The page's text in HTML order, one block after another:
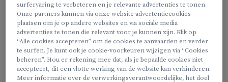
Ik werk nu al enkele jaren bij Heyo in het magazijn.
Wij voorzien al het materiaal dat nodig is om
kinderen en jongeren een fantastisch vakantiekamp te
bezorgen. Het is een job met strakke deadlines,
waarbij je soms een tandje moet bijsteken. Maar dit
surfervaring te verbeteren en je relevante advertenties te tonen.
Onze partners kunnen via onze website advertentiecookies
plaatsen om je op andere websites en via sociale media
advertenties te tonen die relevant voor je kunnen zijn. Klik op
“Alle cookies accepteren” om de cookies te aanvaarden en verder
te surfen. Je kunt ook je cookie-voorkeuren wijzigen via “Cookies
beheren”. Hou er rekening mee dat, als je bepaalde cookies niet
accepteert, dit een vlotte werking van de website kan verhinderen.
Meer informatie over de verwerkingsverantwoordelijke, het doel